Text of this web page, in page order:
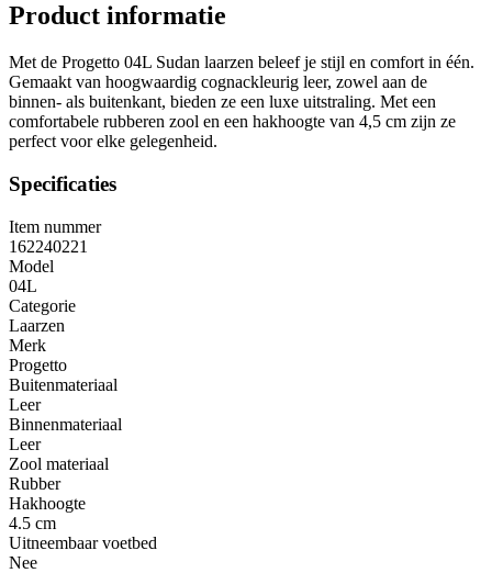
Product informatie
Met de Progetto 04L Sudan laarzen beleef je stijl en comfort in één.
Gemaakt van hoogwaardig cognackleurig leer, zowel aan de
binnen- als buitenkant, bieden ze een luxe uitstraling. Met een
comfortabele rubberen zool en een hakhoogte van 4,5 cm zijn ze
perfect voor elke gelegenheid.
Specificaties
Item nummer
162240221
Model
04L
Categorie
Laarzen
Merk
Progetto
Buitenmateriaal
Leer
Binnenmateriaal
Leer
Zool materiaal
Rubber
Hakhoogte
4.5 cm
Uitneembaar voetbed
Nee